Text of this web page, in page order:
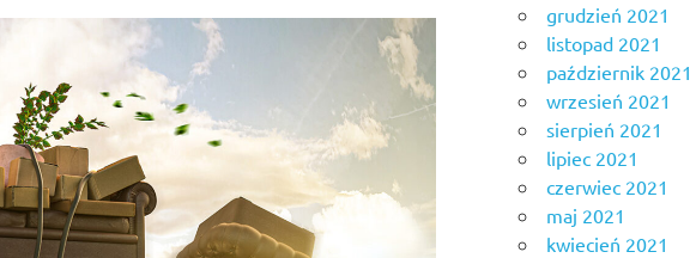
grudzień 2021
listopad 2021
październik 2021
wrzesień 2021
sierpień 2021
lipiec 2021
czerwiec 2021
maj 2021
kwiecień 2021